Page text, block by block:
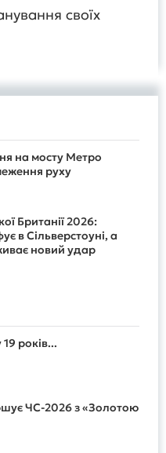
своїх
на мосту Метро
руху
Британії 2026:
в Сільверстоуні, а
новий удар
років...
ЧС-2026 з «Золотою